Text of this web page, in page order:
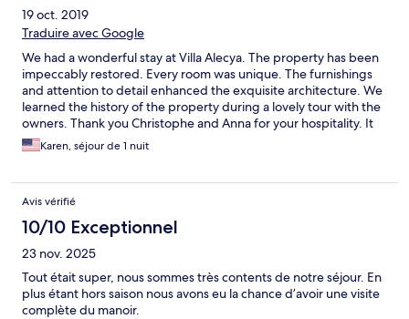
19 oct. 2019
Traduire avec Google
We had a wonderful stay at Villa Alecya. The property has been
impeccably restored. Every room was unique. The furnishings
and attention to detail enhanced the exquisite architecture. We
learned the history of the property during a lovely tour with the
owners. Thank you Christophe and Anna for your hospitality. It
was our first night of vacation and we felt welcome and had a
great night's sleep. This villa should be on everyone's list of
Karen, séjour de 1 nuit
Avis vérifié
10/10 Exceptionnel
23 nov. 2025
Tout était super, nous sommes très contents de notre séjour. En
plus étant hors saison nous avons eu la chance d’avoir une visite
complète du manoir.